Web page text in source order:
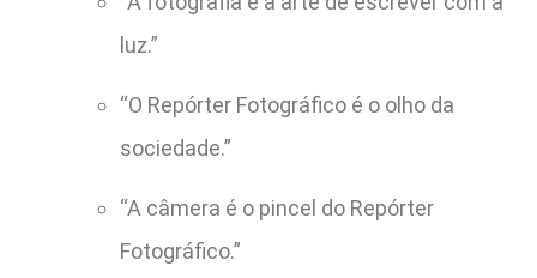
luz.”
“O Repórter Fotográfico é o olho da
sociedade.”
“A câmera é o pincel do Repórter
Fotográfico.”